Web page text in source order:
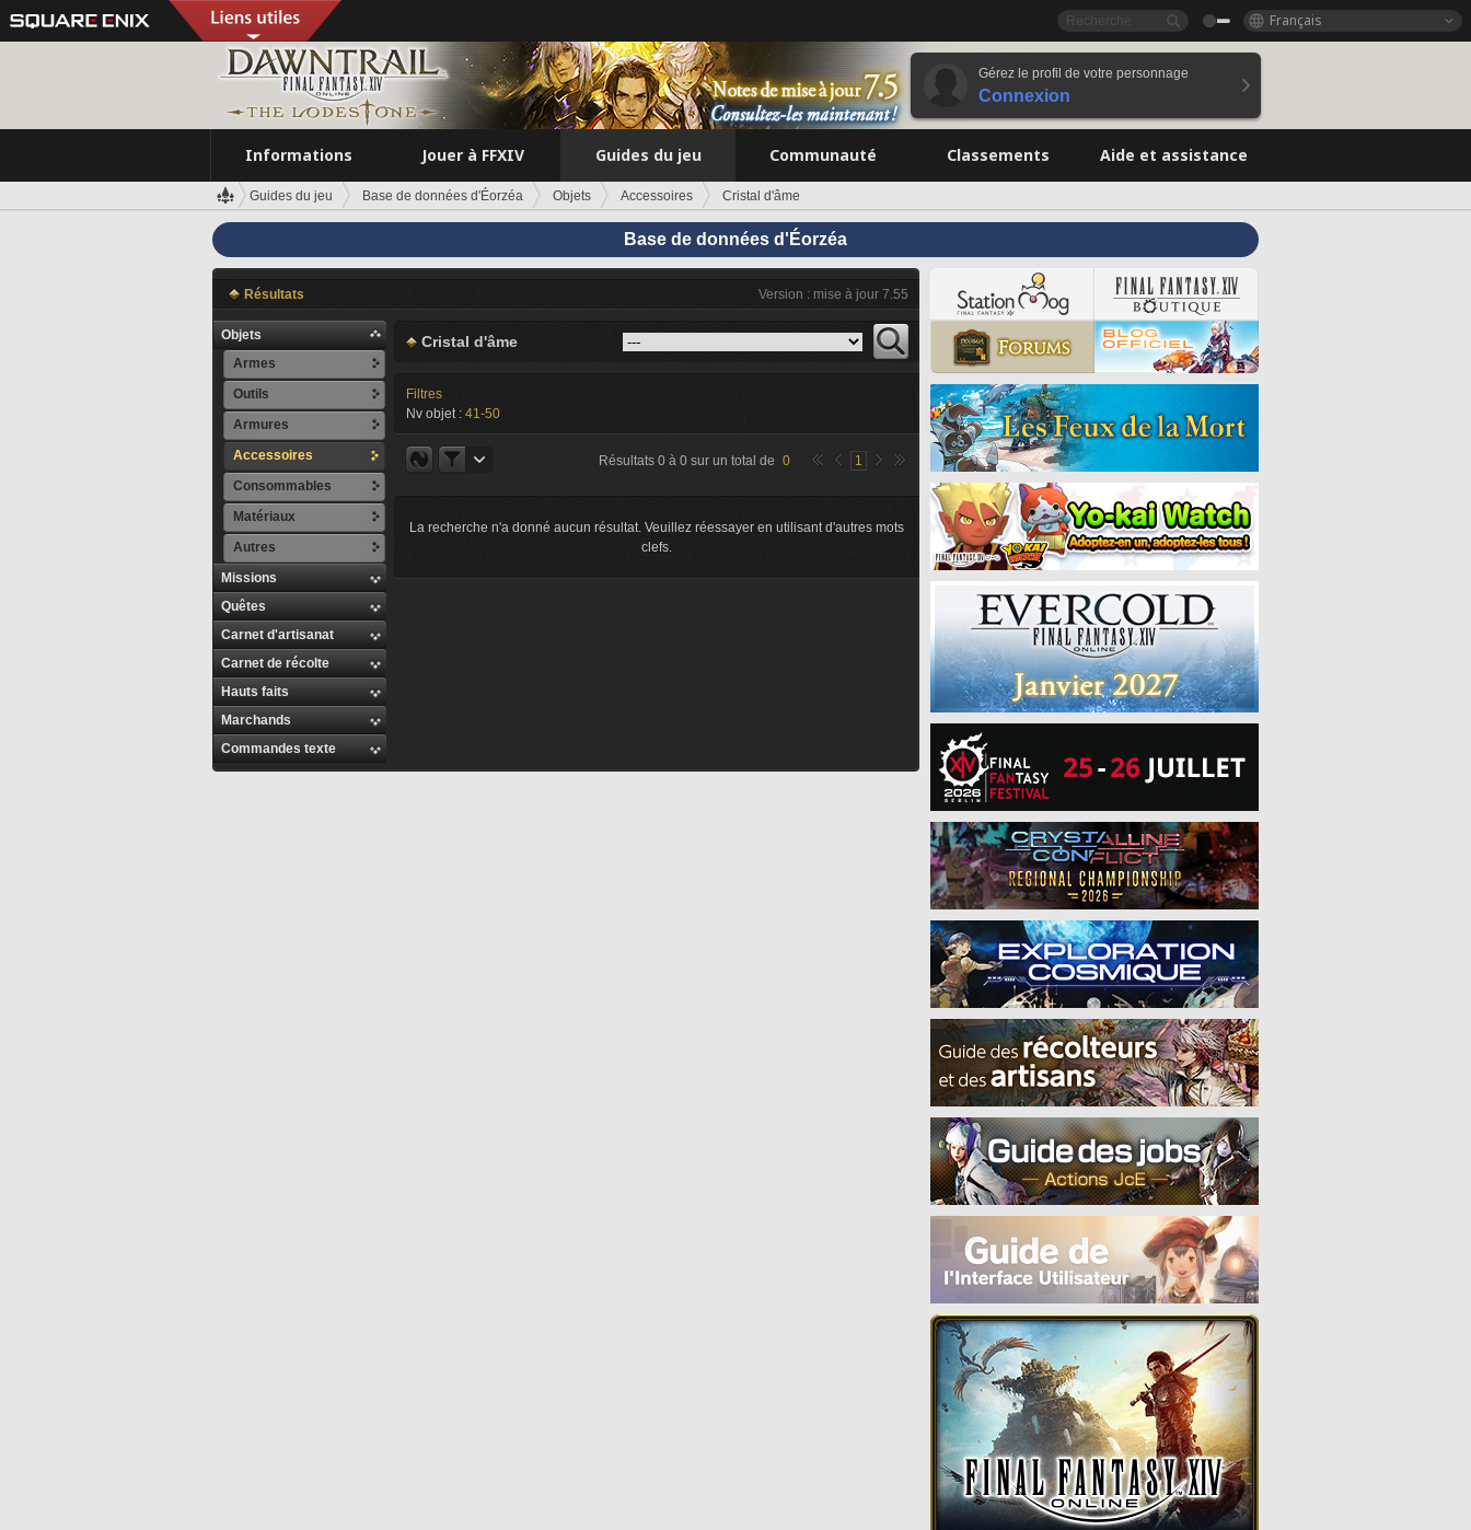
Français
Gérez le profil de votre personnage
Connexion
Informations Jouer à FFXIV Guides du jeu Communauté Classements Aide et assistance
Guides du jeu Base de données d'Éorzéa Objets Accessoires Cristal d'âme
Base de données d'Éorzéa
Résultats Version : mise à jour 7.55
Objets
Armes
Outils
Armures
Accessoires
Consommables
Matériaux
Autres
Missions
Quêtes
Carnet d'artisanat
Carnet de récolte
Hauts faits
Marchands
Commandes texte
Cristal d'âme
Filtres
Nv objet : 41-50
Résultats 0 à 0 sur un total de 0 1
La recherche n'a donné aucun résultat. Veuillez réessayer en utilisant d'autres mots
clefs.